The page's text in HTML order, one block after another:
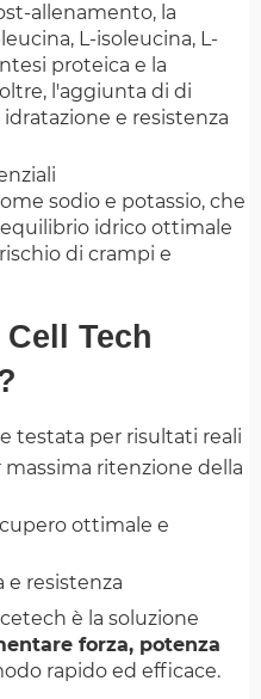
allenamento, la
L-isoleucina, L-
proteica e la
l'aggiunta di di
e resistenza
sodio e potassio, che
idrico ottimale
di crampi e
Tech
testata per risultati reali
ritenzione della
ottimale e
e resistenza
è la soluzione
forza, potenza
rapido ed efficace.